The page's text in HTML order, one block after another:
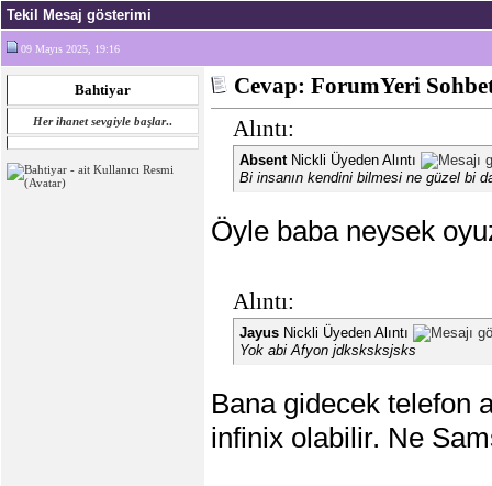
Tekil Mesaj gösterimi
09 Mayıs 2025, 19:16
Bahtiyar
Her ihanet sevgiyle başlar..
Cevap: ForumYeri
Alıntı:
AbsentNickli Üyeden Alıntı
Bi insanın kendini bilmesi ne güzel bi
Öyle baba neysek
Alıntı:
Jayus Nickli Üyeden Alıntı
Yok abi Afyon jdksksksjsks
Bana gidecek telefon
infinix olabilir. Ne